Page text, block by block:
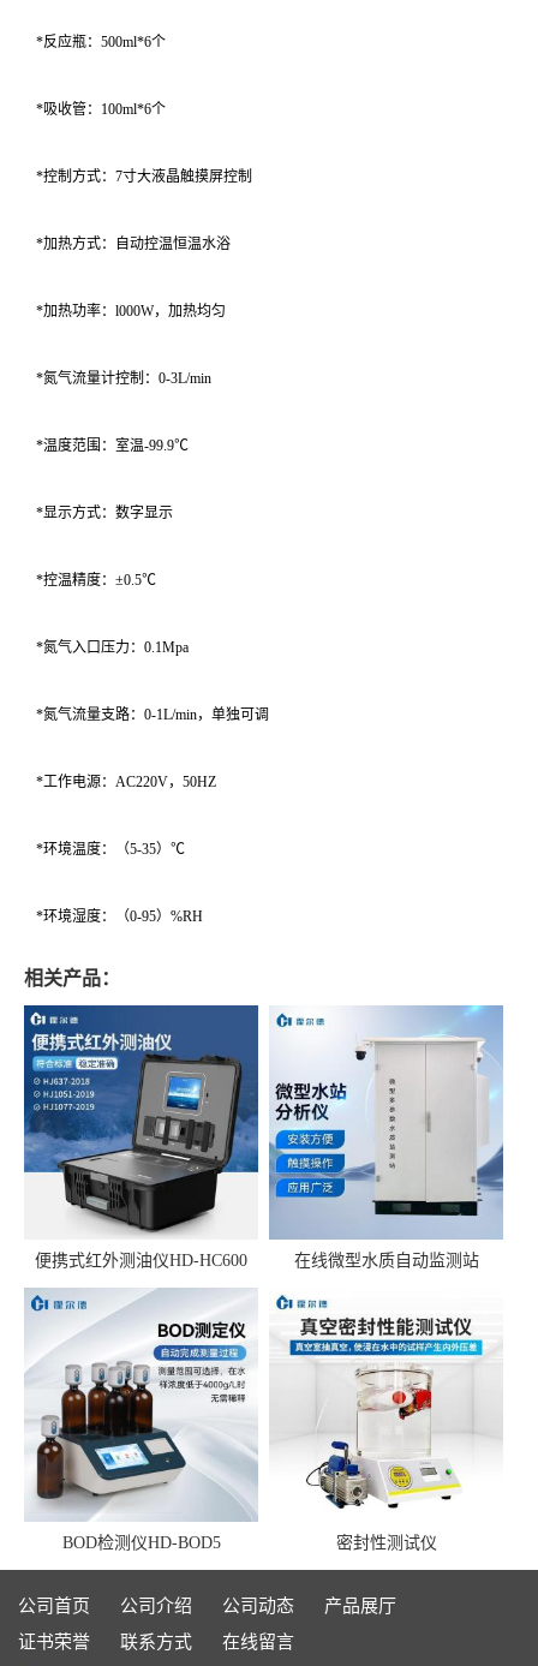
*反应瓶：500ml*6个
*吸收管：100ml*6个
*控制方式：7寸大液晶触摸屏控制
*加热方式：自动控温恒温水浴
*加热功率：l000W，加热均匀
*氮气流量计控制：0-3L/min
*温度范围：室温-99.9℃
*显示方式：数字显示
*控温精度：±0.5℃
*氮气入口压力：0.1Mpa
*氮气流量支路：0-1L/min，单独可调
*工作电源：AC220V，50HZ
*环境温度：（5-35）℃
*环境湿度：（0-95）%RH
相关产品：
便携式红外测油仪HD-HC600 在线微型水质自动监测站
BOD检测仪HD-BOD5 密封性测试仪
公司首页 公司介绍 公司动态
产品展厅
证书荣誉
联系方式 在线留言